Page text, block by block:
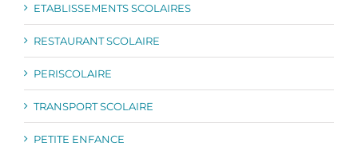
ETABLISSEMENTS SCOLAIRES
RESTAURANT SCOLAIRE
PERISCOLAIRE
TRANSPORT SCOLAIRE
PETITE ENFANCE